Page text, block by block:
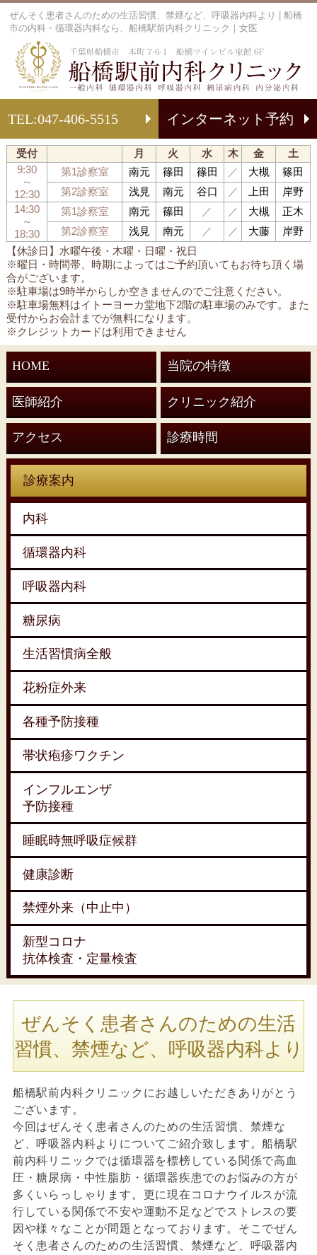
ぜんそく患者さんのための生活習慣、禁煙など、呼吸器内科より | 船橋
市の内科・循環器内科なら、船橋駅前内科クリニック｜女医
TEL:047-406-5515 インターネット予約
【休診日】水曜午後・木曜・日曜・祝日
※曜日・時間帯、時期によってはご予約頂いてもお待ち頂く場
合がございます。
※駐車場は9時半からしか空きませんのでご注意ください。
※駐車場無料はイトーヨーカ堂地下2階の駐車場のみです。また
受付からお会計までが無料になります。
※クレジットカードは利用できません
受付 月 火 水 木 金
土
9:30
～
12:30
第1診察室 南元 篠田 篠田 ／ 大槻
篠田
第2診察室
浅見 南元 谷口 ／ 上田
岸野
14:30
～
18:30
第1診察室 南元 篠田 ／ ／ 大槻
正木
第2診察室
浅見 南元 ／ ／ 大藤 岸野
HOME 当院の特徴
医師紹介 クリニック紹介
アクセス 診療時間
診療案内
内科
循環器内科
呼吸器内科
糖尿病
生活習慣病全般
花粉症外来
各種予防接種
帯状疱疹ワクチン
インフルエンザ
予防接種
睡眠時無呼吸症候群
健康診断
禁煙外来（中止中）
新型コロナ
抗体検査・定量検査
ぜんそく患者さんのための生活
習慣、禁煙など、呼吸器内科より
船橋駅前内科クリニックにお越しいただきありがとう
ございます。
今回はぜんそく患者さんのための生活習慣、禁煙な
ど、呼吸器内科よりについてご紹介致します。船橋駅
前内科リニックでは循環器を標榜している関係で高血
圧・糖尿病・中性脂肪・循環器疾患でのお悩みの方が
多くいらっしゃります。更に現在コロナウイルスが流
行している関係で不安や運動不足などでストレスの要
因や様々なことが問題となっております。そこでぜん
そく患者さんのための生活習慣、禁煙など、呼吸器内